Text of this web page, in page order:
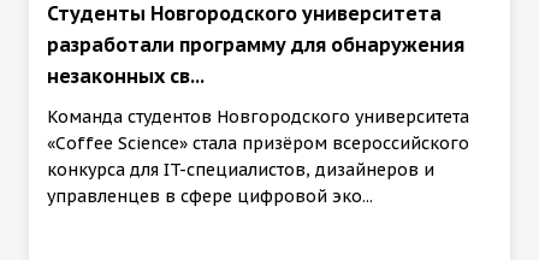
Студенты Новгородского университета
разработали программу для обнаружения
незаконных св...
Команда студентов Новгородского университета
«Coffee Science» стала призёром всероссийского
конкурса для IT-специалистов, дизайнеров и
управленцев в сфере цифровой эко...